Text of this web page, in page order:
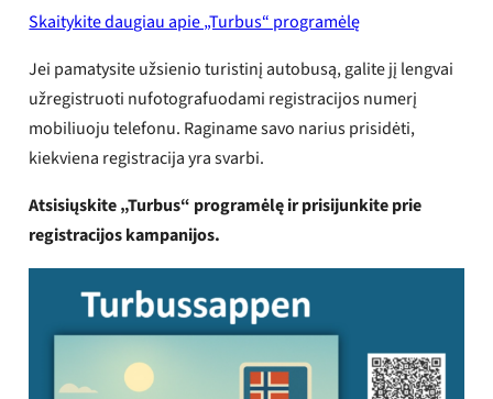
Skaitykite daugiau apie „Turbus“ programėlę
Jei pamatysite užsienio turistinį autobusą, galite jį lengvai
užregistruoti nufotografuodami registracijos numerį
mobiliuoju telefonu. Raginame savo narius prisidėti,
kiekviena registracija yra svarbi.
Atsisiųskite „Turbus“ programėlę ir prisijunkite prie
registracijos kampanijos.